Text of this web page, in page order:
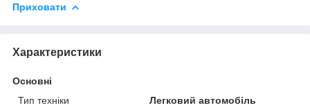
Приховати
Характеристики
Основні
Тип техніки
Легковий автомобіль